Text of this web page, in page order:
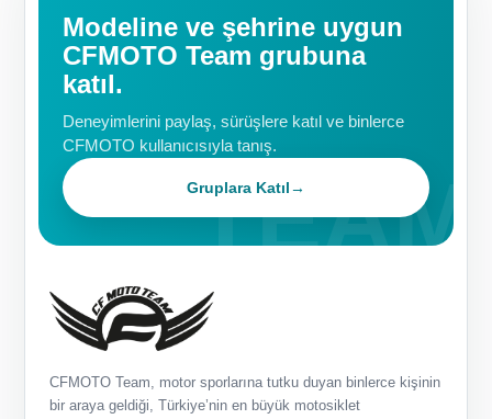
Modeline ve şehrine uygun
CFMOTO Team grubuna
katıl.
Deneyimlerini paylaş, sürüşlere katıl ve binlerce
CFMOTO kullanıcısıyla tanış.
Gruplara Katıl→
CFMOTO Team, motor sporlarına tutku duyan binlerce kişinin
bir araya geldiği, Türkiye’nin en büyük motosiklet